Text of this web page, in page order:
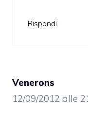
Rispondi
Venerons
12/09/2012 alle